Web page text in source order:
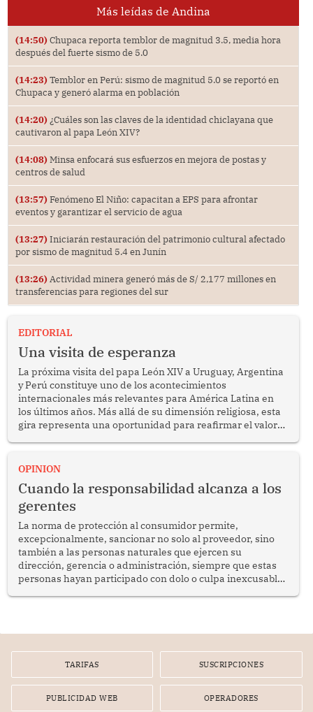
Más leídas de Andina
(14:50) Chupaca reporta temblor de magnitud 3.5, media hora
después del fuerte sismo de 5.0
(14:23) Temblor en Perú: sismo de magnitud 5.0 se reportó en
Chupaca y generó alarma en población
(14:20) ¿Cuáles son las claves de la identidad chiclayana que
cautivaron al papa León XIV?
(14:08) Minsa enfocará sus esfuerzos en mejora de postas y
centros de salud
(13:57) Fenómeno El Niño: capacitan a EPS para afrontar
eventos y garantizar el servicio de agua
(13:27) Iniciarán restauración del patrimonio cultural afectado
por sismo de magnitud 5.4 en Junín
(13:26) Actividad minera generó más de S/ 2,177 millones en
transferencias para regiones del sur
EDITORIAL
Una visita de esperanza
La próxima visita del papa León XIV a Uruguay, Argentina
y Perú constituye uno de los acontecimientos
internacionales más relevantes para América Latina en
los últimos años. Más allá de su dimensión religiosa, esta
gira representa una oportunidad para reafirmar el valor
enfrenta desafíos en materia de desarrollo, cohesión
OPINION
Cuando la responsabilidad alcanza a los
gerentes
La norma de protección al consumidor permite,
excepcionalmente, sancionar no solo al proveedor, sino
también a las personas naturales que ejercen su
dirección, gerencia o administración, siempre que estas
personas hayan participado con dolo o culpa inexcusable
por la frustrada realización de un meet and greet con
TARIFAS SUSCRIPCIONES
PUBLICIDAD WEB OPERADORES